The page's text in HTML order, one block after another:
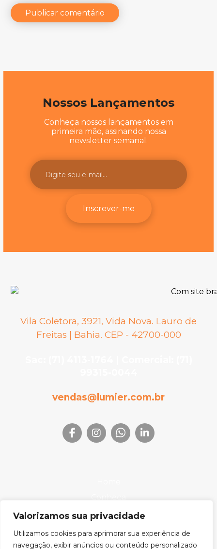
Valorizamos sua privacidade
Utilizamos cookies para aprimorar sua experiência de
navegação, exibir anúncios ou conteúdo personalizado
Publicar comentário
Nossos Lançamentos
Conheça nossos lançamentos em
primeira mão, assinando nossa
newsletter semanal.
Inscrever-me
Vila Coletora, 3921, Vida Nova. Lauro de
Freitas | Bahia. CEP - 42700-000
vendas@lumier.com.br
Produtos
Downloads